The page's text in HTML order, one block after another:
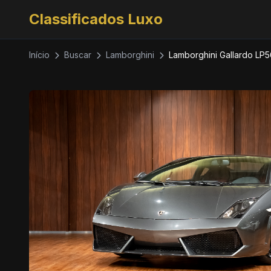
Classificados Luxo
Início Buscar Lamborghini Lamborghini Gallardo